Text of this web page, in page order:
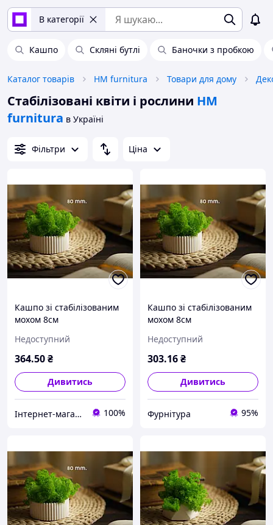
В категорії
Кашпо Скляні бутлі Баночки з пробкою
Каталог товарів HM furnitura Товари для дому
Стабілізовані квіти і рослини HM
furnitura в Україні
Фільтри Ціна
Кашпо зі стабілізованим
мохом 8см
Недоступний
364.50₴
Дивитись
Інтернет-магазин ProFurnitura 100%
Кашпо зі стабілізованим
мохом 8см
Недоступний
303.16₴
Дивитись
Фурнітура 95%